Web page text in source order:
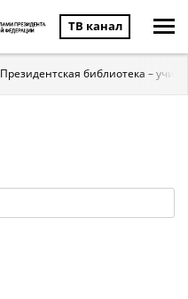
ТВ канал
Президентская библиотека –